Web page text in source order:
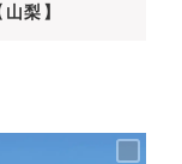
梨】